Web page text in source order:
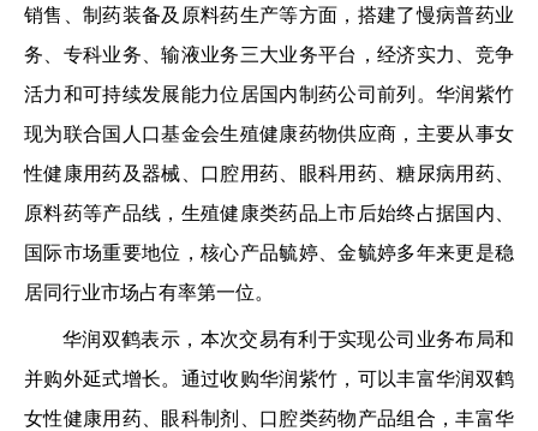
销售、制药装备及原料药生产等方面，搭建了慢病普药业
务、专科业务、输液业务三大业务平台，经济实力、竞争
活力和可持续发展能力位居国内制药公司前列。华润紫竹
现为联合国人口基金会生殖健康药物供应商，主要从事女
性健康用药及器械、口腔用药、眼科用药、糖尿病用药、
原料药等产品线，生殖健康类药品上市后始终占据国内、
国际市场重要地位，核心产品毓婷、金毓婷多年来更是稳
居同行业市场占有率第一位。
华润双鹤表示，本次交易有利于实现公司业务布局和
并购外延式增长。通过收购华润紫竹，可以丰富华润双鹤
女性健康用药、眼科制剂、口腔类药物产品组合，丰富华